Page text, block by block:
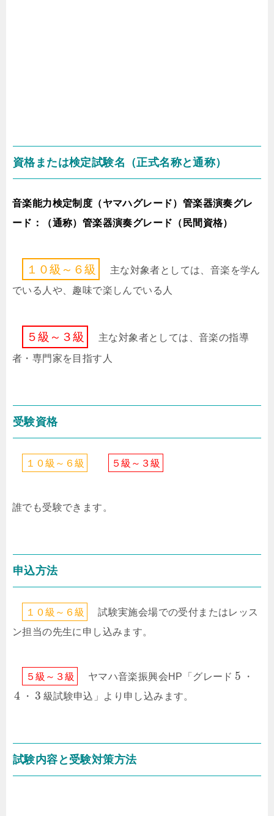
資格または検定試験名（正式名称と通称）
音楽能力検定制度（ヤマハグレード）管楽器演奏グレ
ード：（通称）管楽器演奏グレード（民間資格）
１ ０級 ～ ６級
主な対象者としては、音楽を学ん
でいる人や、趣味で楽しんでいる人
５級 ～ ３級
主な対象者としては、音楽の指導
者・専門家を目指す人
受験資格
１ ０級 ～ ６ 級 ５ 級 ～ ３級
誰でも受験できます。
申込方法
１ ０級 ～ ６ 級
試験実施会場での受付またはレッス
ン担当の先生に申し込みます。
５ 級 ～ ３級 ヤマハ音楽振興会HP「グレード 5 ・
4 ・ 3 級試験申込」より申し込みます。
試験内容と受験対策方法